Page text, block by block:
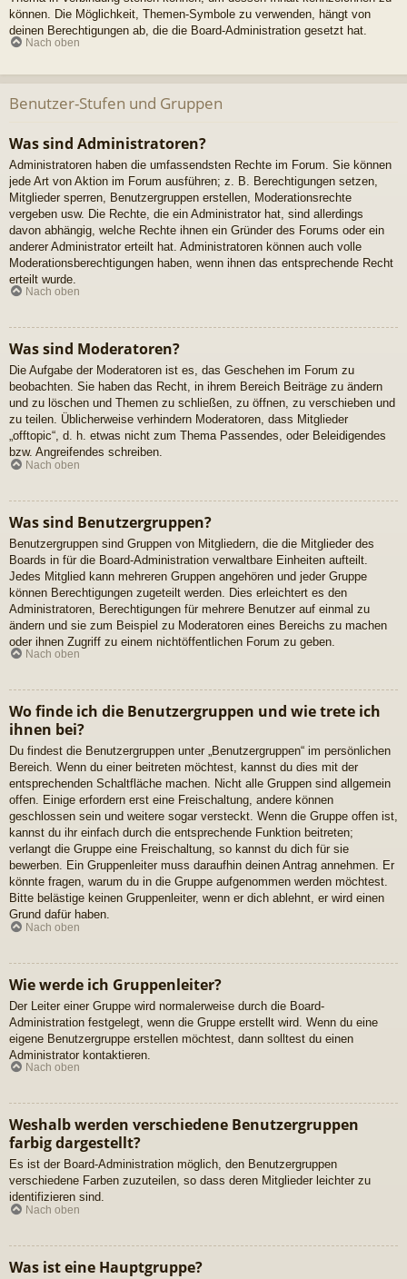
können. Die Möglichkeit, Themen-Symbole zu verwenden, hängt von
deinen Berechtigungen ab, die die Board-Administration gesetzt hat.
Nach oben
Benutzer-Stufen und Gruppen
Was sind Administratoren?
Administratoren haben die umfassendsten Rechte im Forum. Sie können
jede Art von Aktion im Forum ausführen; z. B. Berechtigungen setzen,
Mitglieder sperren, Benutzergruppen erstellen, Moderationsrechte
vergeben usw. Die Rechte, die ein Administrator hat, sind allerdings
davon abhängig, welche Rechte ihnen ein Gründer des Forums oder ein
anderer Administrator erteilt hat. Administratoren können auch volle
Moderationsberechtigungen haben, wenn ihnen das entsprechende Recht
erteilt wurde.
Nach oben
Was sind Moderatoren?
Die Aufgabe der Moderatoren ist es, das Geschehen im Forum zu
beobachten. Sie haben das Recht, in ihrem Bereich Beiträge zu ändern
und zu löschen und Themen zu schließen, zu öffnen, zu verschieben und
zu teilen. Üblicherweise verhindern Moderatoren, dass Mitglieder
„offtopic“, d. h. etwas nicht zum Thema Passendes, oder Beleidigendes
bzw. Angreifendes schreiben.
Nach oben
Was sind Benutzergruppen?
Benutzergruppen sind Gruppen von Mitgliedern, die die Mitglieder des
Boards in für die Board-Administration verwaltbare Einheiten aufteilt.
Jedes Mitglied kann mehreren Gruppen angehören und jeder Gruppe
können Berechtigungen zugeteilt werden. Dies erleichtert es den
Administratoren, Berechtigungen für mehrere Benutzer auf einmal zu
ändern und sie zum Beispiel zu Moderatoren eines Bereichs zu machen
oder ihnen Zugriff zu einem nichtöffentlichen Forum zu geben.
Nach oben
Wo finde ich die Benutzergruppen und wie trete ich
ihnen bei?
Du findest die Benutzergruppen unter „Benutzergruppen“ im persönlichen
Bereich. Wenn du einer beitreten möchtest, kannst du dies mit der
entsprechenden Schaltfläche machen. Nicht alle Gruppen sind allgemein
offen. Einige erfordern erst eine Freischaltung, andere können
geschlossen sein und weitere sogar versteckt. Wenn die Gruppe offen ist,
kannst du ihr einfach durch die entsprechende Funktion beitreten;
verlangt die Gruppe eine Freischaltung, so kannst du dich für sie
bewerben. Ein Gruppenleiter muss daraufhin deinen Antrag annehmen. Er
könnte fragen, warum du in die Gruppe aufgenommen werden möchtest.
Bitte belästige keinen Gruppenleiter, wenn er dich ablehnt, er wird einen
Grund dafür haben.
Nach oben
Wie werde ich Gruppenleiter?
Der Leiter einer Gruppe wird normalerweise durch die Board-
Administration festgelegt, wenn die Gruppe erstellt wird. Wenn du eine
eigene Benutzergruppe erstellen möchtest, dann solltest du einen
Administrator kontaktieren.
Nach oben
Weshalb werden verschiedene Benutzergruppen
farbig dargestellt?
Es ist der Board-Administration möglich, den Benutzergruppen
verschiedene Farben zuzuteilen, so dass deren Mitglieder leichter zu
identifizieren sind.
Nach oben
Was ist eine Hauptgruppe?